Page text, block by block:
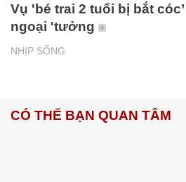
NHỊP SỐNG
Vụ 'bé trai 2 tuổi bị bắt
ngoại 'tưởng
CÓ THỂ BẠN QUAN TÂM